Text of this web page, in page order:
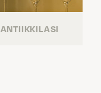
ANTIIKKILASI